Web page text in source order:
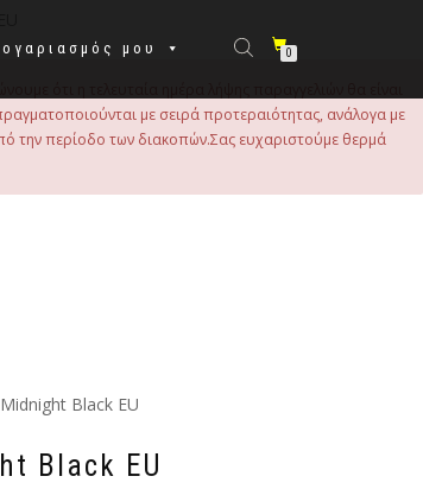
μου 0
με σειρά προτεραιότητας, ανάλογα με
την περίοδο των διακοπών.Σας ευχαριστούμε θερμά
Black EU
Black EU